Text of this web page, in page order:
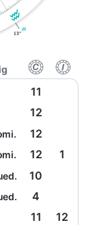
K
K
13°
f g
11
12
12
12 1
10
4
11 12